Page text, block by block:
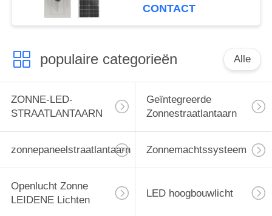
CONTACT
populaire categorieën Alle
ZONNE-LED-
STRAATLANTAARN
Geïntegreerde
Zonnestraatlantaarn
zonnepaneelstraatlantaarn Zonnemachtssysteem
Openlucht Zonne
LEIDENE Lichten
LED hoogbouwlicht